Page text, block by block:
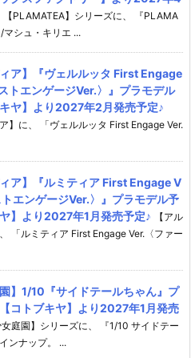
【PLAMATEA】シリーズに、 『PLAMA
マシュ・キリエ ...
ィア】『ヴェルルッタ First Engage
トエンゲージVer.〉』プラモデル
ヤ】より2027年2月発売予定♪
】に、 「ヴェルルッタ First Engage Ver.
ィア】『ルミティア First Engage V
エンゲージVer.〉』プラモデル予
】より2027年1月発売予定♪
【アル
「ルミティア First Engage Ver.〈ファー
園】1/10『サイドテールちゃん』プ
コトブキヤ】より2027年1月発売
女庭園】シリーズに、 『1/10 サイドテー
ンナップ。 ...